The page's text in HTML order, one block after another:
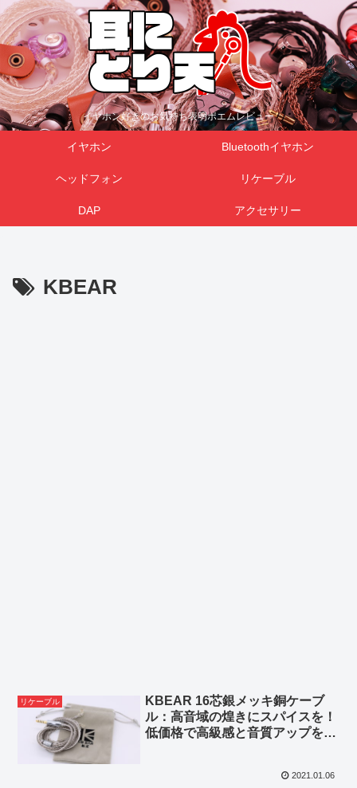
イヤホン好きのお気持ち表明ポエムレビュー
イヤホン Bluetoothイヤホン
ヘッドフォン リケーブル
DAP アクセサリー
KBEAR
リケーブル
KBEAR 16芯銀メッキ銅ケーブ
ル：高音域の煌きにスパイスを！
低価格で高級感と音質アップを実
2021.01.06